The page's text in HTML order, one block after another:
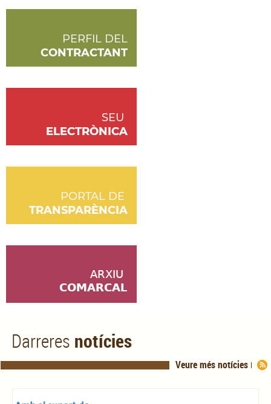
Darreres notícies
Veure més notícies